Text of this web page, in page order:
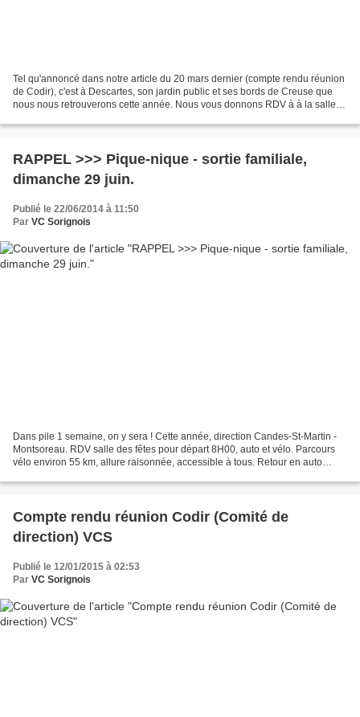
Tel qu'annoncé dans notre article du 20 mars dernier (compte rendu réunion
de Codir), c'est à Descartes, son jardin public et ses bords de Creuse que
nous nous retrouverons cette année. Nous vous donnons RDV à à la salle
RAPPEL >>> Pique-nique - sortie familiale,
dimanche 29 juin.
Publié le 22/06/2014 à 11:50
Par VC Sorignois
Dans pile 1 semaine, on y sera ! Cette année, direction Candes-St-Martin -
Montsoreau. RDV salle des fêtes pour départ 8H00, auto et vélo. Parcours
vélo environ 55 km, allure raisonnée, accessible à tous. Retour en auto
Compte rendu réunion Codir (Comité de
direction) VCS
Publié le 12/01/2015 à 02:53
Par VC Sorignois